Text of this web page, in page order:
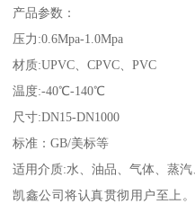
产品参数：
压力:0.6Mpa-1.0Mpa
材质:UPVC、CPVC、PVC
温度:-40℃-140℃
尺寸:DN15-DN1000
标准：GB/美标等
适用介质:水、油品、气体、蒸汽
凯鑫公司将认真贯彻用户至上